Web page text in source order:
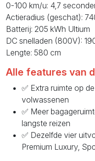
0-100 km/u: 4,7
Actieradius (geschat):
Batterij: 205 kWh Ultium
DC snelladen (800V):
Lengte: 580 cm
Alle features van
✅ Extra ruimte op
volwassenen
✅ Meer
langste reizen
✅ Dezelfde vier
Premium Luxury,